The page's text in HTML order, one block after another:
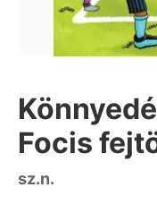
Focis
sz.n.